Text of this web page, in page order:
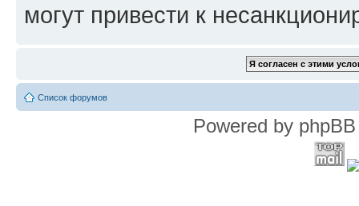
могут привести к
Список форумов
Powered by